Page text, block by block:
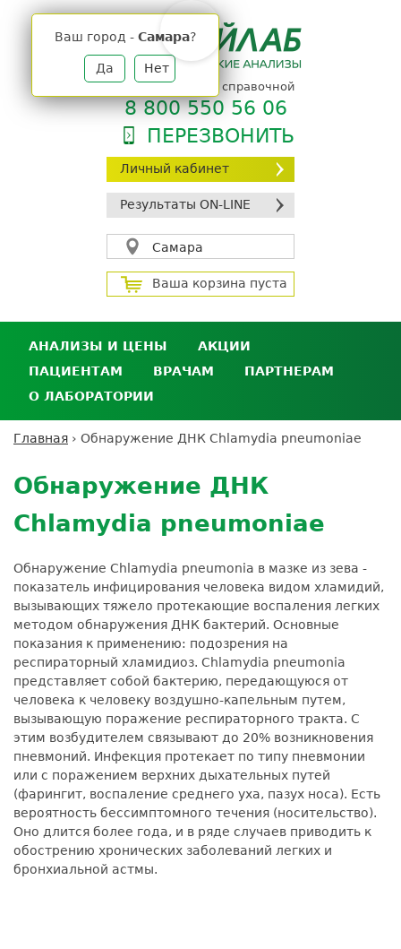
Личный кабинет
Результаты ON-LINE
Самара
Ваш город - Самара?
Да Нет
Ваша корзина пуста
телефон единой справочной
8 800 550 56 06
ПЕРЕЗВОНИТЬ
АНАЛИЗЫ И ЦЕНЫ
Анализы и цены
Где сдать анализы
Выезд на дом
Расшифровка анализов
АКЦИИ
ПАЦИЕНТАМ
Личный кабинет пациента
Дисконтная программа
Обратная связь
Усиление профилактических мер для
безопасности пациентов
Налоговый вычет
ВРАЧАМ
Сотрудничество
лабораторию
ПАРТНЕРАМ
кабинет
партнёра
Экскурсия в
лабораторию
О ЛАБОРАТОРИИ
Вакансии
Документы
здесь
Главная › Обнаружение ДНК Chlamydia pneumoniae
to
top
Обнаружение ДНК
Chlamydia pneumoniae
Обнаружение Chlamydia pneumonia в мазке из зева -
показатель инфицирования человека видом хламидий,
вызывающих тяжело протекающие воспаления легких
методом обнаружения ДНК бактерий. Основные
показания к применению: подозрения на
респираторный хламидиоз. Chlamydia pneumonia
представляет собой бактерию, передающуюся от
человека к человеку воздушно-капельным путем,
вызывающую поражение респираторного тракта. С
этим возбудителем связывают до 20% возникновения
пневмоний. Инфекция протекает по типу пневмонии
или с поражением верхних дыхательных путей
(фарингит, воспаление среднего уха, пазух носа). Есть
вероятность бессимптомного течения (носительство).
Оно длится более года, и в ряде случаев приводить к
обострению хронических заболеваний легких и
бронхиальной астмы.